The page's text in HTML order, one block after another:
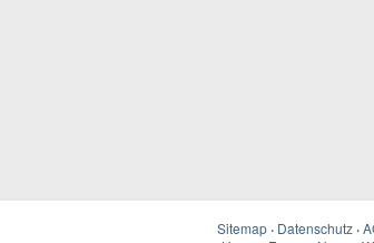
Sitemap · Datenschutz ·